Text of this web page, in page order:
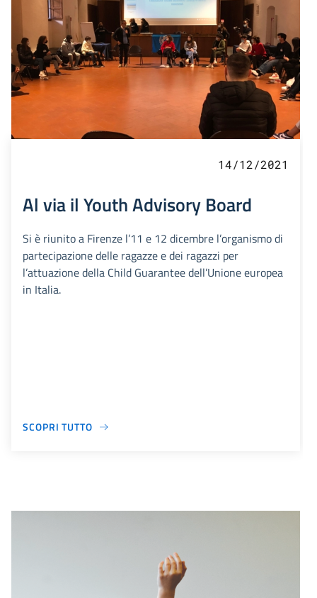
14/12/2021
Al via il Youth Advisory Board
Si è riunito a Firenze l’11 e 12 dicembre l’organismo di
partecipazione delle ragazze e dei ragazzi per
l’attuazione della Child Guarantee dell’Unione europea
in Italia.
SCOPRI TUTTO